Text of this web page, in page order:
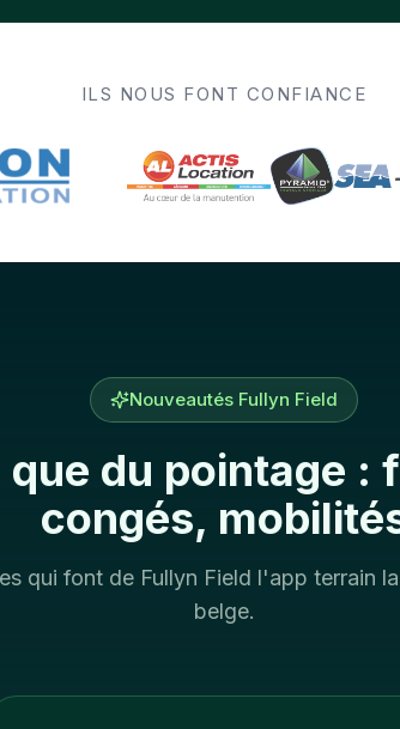
ILS NOUS FONT CONFIANCE
Nouveautés Fullyn Field
que du pointage :
congés,
qui font de Fullyn Field l'app terrain
belge.